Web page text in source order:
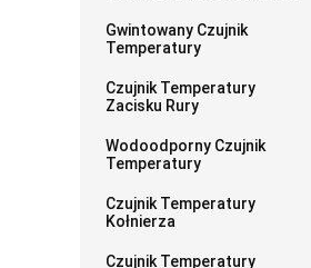
Gwintowany Czujnik
Temperatury
Czujnik Temperatury
Zacisku Rury
Wodoodporny Czujnik
Temperatury
Czujnik Temperatury
Kołnierza
Czujnik Temperatury